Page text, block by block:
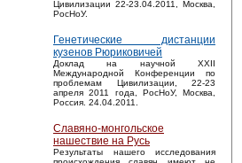
Цивилизации 22-23.04.2011, Москва,
РосНоУ.
Генетические дистанции
кузенов Рюриковичей
Доклад на научной XXII
Международной Конференции по
проблемам Цивилизации, 22-23
апреля 2011 года, РосНоУ, Москва,
Россия. 24.04.2011.
Славяно-монгольское
нашествие на Русь
Результаты нашего исследования